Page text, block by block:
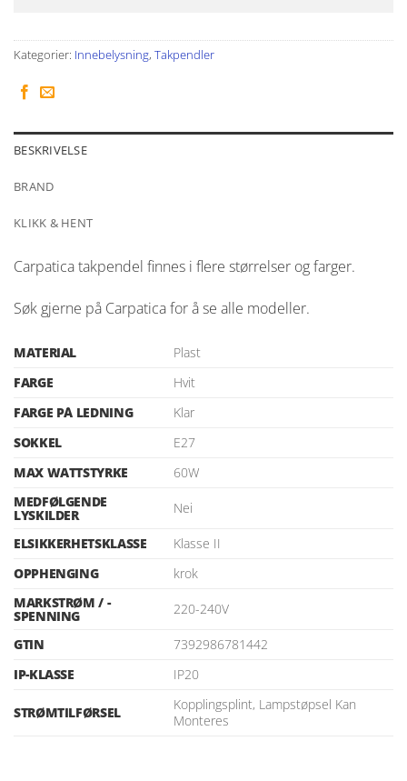
Kategorier: Innebelysning, Takpendler
BESKRIVELSE
BRAND
KLIKK & HENT
Carpatica takpendel finnes i flere størrelser og farger.
Søk gjerne på Carpatica for å se alle modeller.
MATERIAL
Plast
FARGE
Hvit
FARGE PÅ LEDNING
Klar
SOKKEL
E27
MAX WATTSTYRKE
60W
MEDFØLGENDE
LYSKILDER Nei
ELSIKKERHETSKLASSE
Klasse II
OPPHENGING
krok
MARKSTRØM / -
SPENNING 220-240V
GTIN
7392986781442
IP-KLASSE
IP20
STRØMTILFØRSEL
Kopplingsplint, Lampstøpsel Kan
Monteres